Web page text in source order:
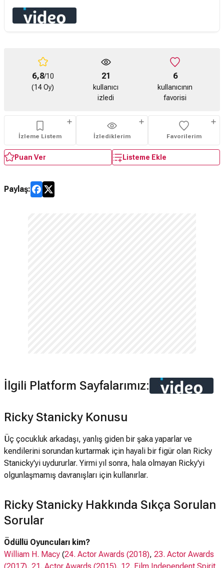
6,8/10
(14 Oy)
21
kullanıcı
izledi
6
kullanıcının
favorisi
İzleme Listem İzlediklerim Favorilerim
Puan Ver Listeme Ekle
Paylaş:
İlgili Platform Sayfalarımız:
Ricky Stanicky Konusu
Üç çocukluk arkadaşı, yanlış giden bir şaka yaparlar ve
kendilerini sorundan kurtarmak için hayali bir figür olan Ricky
Stanicky'yi uydururlar. Yirmi yıl sonra, hala olmayan Ricky'yi
olgunlaşmamış davranışları için kullanırlar.
Ricky Stanicky Hakkında Sıkça Sorulan
Sorular
Ödüllü Oyuncuları kim?
William H. Macy (24. Actor Awards (2018), 23. Actor Awards